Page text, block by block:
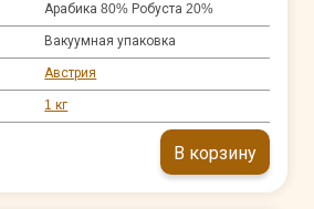
Арабика 80% Робуста 20%
Вакуумная упаковка
Австрия
1 кг
В корзину